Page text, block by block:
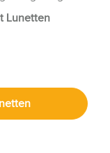
Lunetten